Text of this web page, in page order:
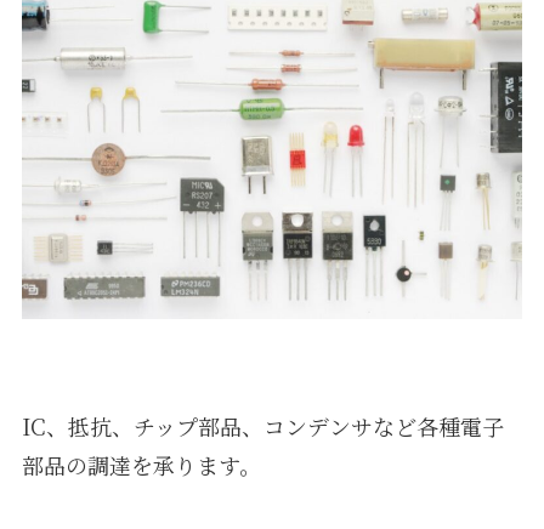
IC、抵抗、チップ部品、コンデンサなど各種電子
部品の調達を承ります。